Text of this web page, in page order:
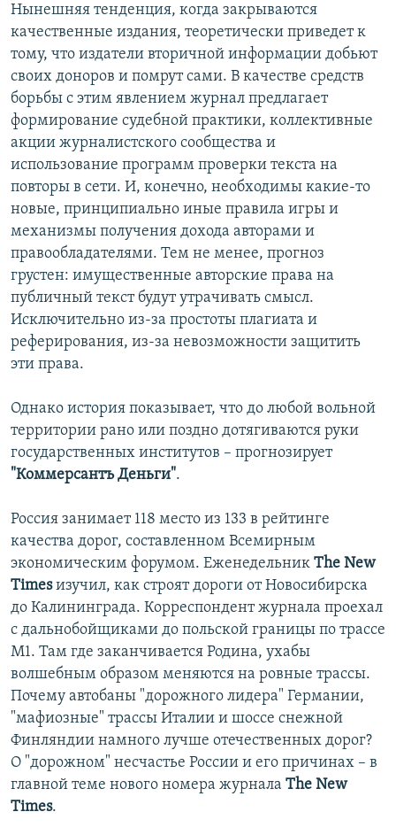
Нынешняя тенденция, когда закрываются
качественные издания, теоретически приведет к
тому, что издатели вторичной информации добьют
своих доноров и помрут сами. В качестве средств
борьбы с этим явлением журнал предлагает
формирование судебной практики, коллективные
акции журналистского сообщества и
использование программ проверки текста на
повторы в сети. И, конечно, необходимы какие-то
новые, принципиально иные правила игры и
механизмы получения дохода авторами и
правообладателями. Тем не менее, прогноз
грустен: имущественные авторские права на
публичный текст будут утрачивать смысл.
Исключительно из-за простоты плагиата и
реферирования, из-за невозможности защитить
эти права.
Однако история показывает, что до любой вольной
территории рано или поздно дотягиваются руки
государственных институтов – прогнозирует
"Коммерсантъ Деньги".
Россия занимает 118 место из 133 в рейтинге
качества дорог, составленном Всемирным
экономическим форумом. Еженедельник The New
Timesизучил, как строят дороги от Новосибирска
до Калининграда. Корреспондент журнала проехал
с дальнобойщиками до польской границы по трассе
M1. Там где заканчивается Родина, ухабы
волшебным образом меняются на ровные трассы.
Почему автобаны "дорожного лидера" Германии,
"мафиозные" трассы Италии и шоссе снежной
Финляндии намного лучше отечественных дорог?
О "дорожном" несчастье России и его причинах – в
главной теме нового номера журнала The New
Times.